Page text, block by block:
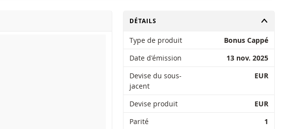
CHANGER
DÉTAILS
Type de produit
Bonus Cappé
Date d'émission
13 nov. 2025
Devise du sous-
jacent
EUR
Devise produit
EUR
Parité
1